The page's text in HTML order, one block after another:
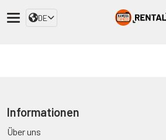
DE
Informationen
Über uns